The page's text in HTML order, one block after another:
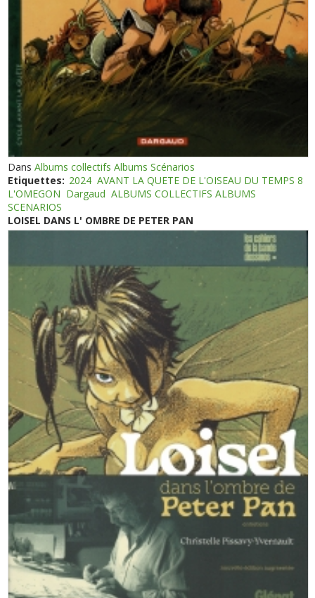
DansAlbums collectifs Albums Scénarios
Etiquettes: 2024 AVANT LA QUETE DE L'OISEAU DU TEMPS 8
L'OMEGON Dargaud ALBUMS COLLECTIFS ALBUMS
SCENARIOS
LOISEL DANS L' OMBRE DE PETER PAN